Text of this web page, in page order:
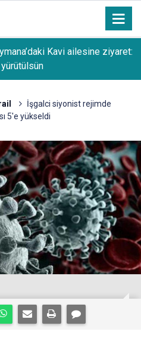
Kavi ailesine ziyaret:
İşgalci siyonist rejimde
5'e yükseldi